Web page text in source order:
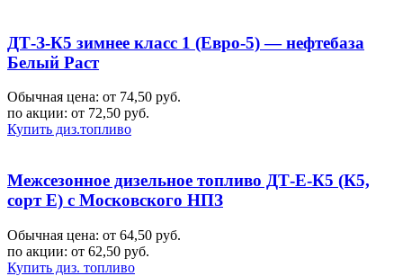
ДТ-З-К5 зимнее класс 1 (Евро-5) — нефтебаза
Белый Раст
Обычная цена: от 74,50 руб.
по акции: от 72,50 руб.
Купить диз.топливо
Межсезонное дизельное топливо ДТ-Е-К5 (К5,
сорт Е) с Московского НПЗ
Обычная цена: от 64,50 руб.
по акции: от 62,50 руб.
Купить диз. топливо